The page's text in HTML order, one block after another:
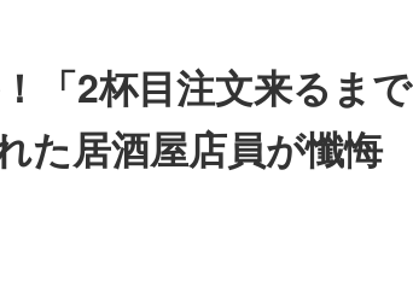
「2杯目注文来るまで
た居酒屋店員が懺悔